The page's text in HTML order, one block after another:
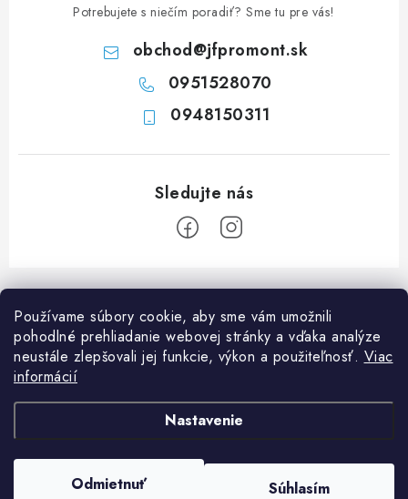
Používame súbory cookie, aby sme vám umožnili
pohodlné prehliadanie webovej stránky a vďaka analýze
neustále zlepšovali jej funkcie, výkon a použiteľnosť. Viac
informácií
Nastavenie
Odmietnuť Súhlasím
Potrebujete s niečím poradiť? Sme tu pre vás!
obchod@jfpromont.sk
0951528070
0948150311
Z
á
Informácie pre vás
Ako nakupovať
Doprava a platba
Zadanie reklamácie alebo vrátenia tovaru
Blog
Obchod JF PROMONT s.r.o.. Všetky práva vyhradené.Upraviť